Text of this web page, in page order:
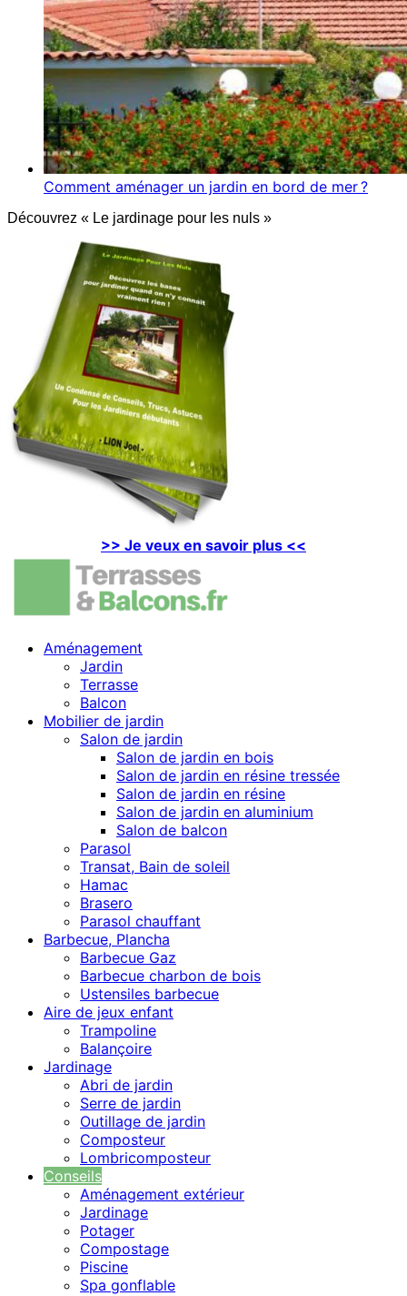
Comment aménager un jardin en bord de mer ?
Découvrez « Le jardinage pour les nuls »
>> Je veux en savoir plus <<
Aménagement
Jardin
Terrasse
Balcon
Mobilier de jardin
Salon de jardin
Salon de jardin en bois
Salon de jardin en résine tressée
Salon de jardin en résine
Salon de jardin en aluminium
Salon de balcon
Parasol
Transat, Bain de soleil
Hamac
Brasero
Parasol chauffant
Barbecue, Plancha
Barbecue Gaz
Barbecue charbon de bois
Ustensiles barbecue
Aire de jeux enfant
Trampoline
Balançoire
Jardinage
Abri de jardin
Serre de jardin
Outillage de jardin
Composteur
Lombricomposteur
Conseils
Aménagement extérieur
Jardinage
Potager
Compostage
Piscine
Spa gonflable